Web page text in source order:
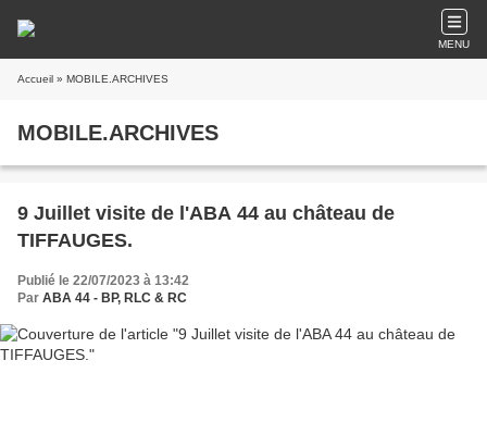
MENU
Accueil » MOBILE.ARCHIVES
MOBILE.ARCHIVES
9 Juillet visite de l'ABA 44 au château de
TIFFAUGES.
Publié le 22/07/2023 à 13:42
Par ABA 44 - BP, RLC & RC